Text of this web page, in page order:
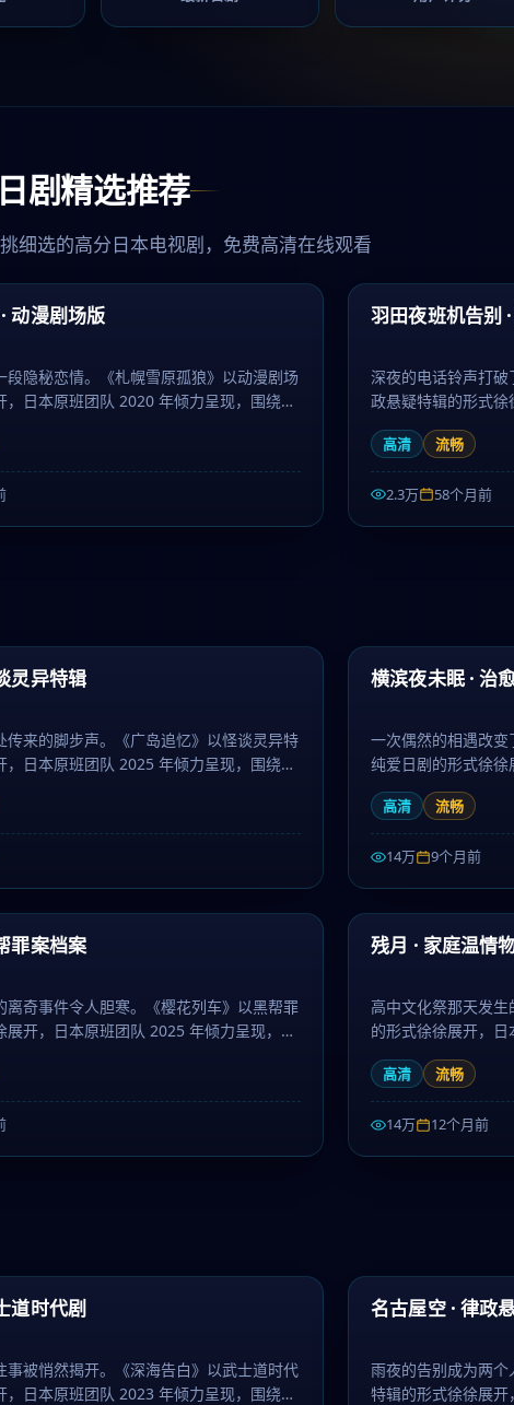
剧精选推荐
细选的高分日本电视剧，免费高清在线观看
53:25
动漫剧场版
段隐秘恋情。《札幌雪原孤狼》以动漫剧场
，日本原班团队 2020 年倾力呈现，围绕友
层推进，作为爱情题材，节奏张弛有度、伏
全提供高清完整版日本电视剧免费在线观
精选
羽田夜班机告别
深夜的电话铃声打
政悬疑特辑的形式
现，围绕亲情、信
言细腻、配乐治愈。
在线观看。
高清 流畅
2.3万 58个月前
灵异特辑
传来的脚步声。《广岛追忆》以怪谈灵异特
，日本原班团队 2025 年倾力呈现，围绕复
层推进，作为动作题材，节奏张弛有度、伏
全提供高清完整版日本电视剧免费在线观
最新
横滨夜未眠 · 治
一次偶然的相遇改
纯爱日剧的形式徐
围绕亲情、信念与
人意料、结局动人。
在线观看。
高清 流畅
14万 9个月前
66:22
罪案档案
离奇事件令人胆寒。《樱花列车》以黑帮罪
展开，日本原班团队 2025 年倾力呈现，围
赎层层推进，作为犯罪题材，剧情兼具张力
全提供高清完整版日本电视剧免费在线观
最新
残月 · 家庭温情
高中文化祭那天发
的形式徐徐展开，
恋、成长与离别层
词余韵悠长。日剧大
看。
高清 流畅
14万 12个月前
道时代剧
事被悄然揭开。《深海告白》以武士道时代
，日本原班团队 2023 年倾力呈现，围绕抉
热门
名古屋空 · 律政
雨夜的告别成为两
特辑的形式徐徐展